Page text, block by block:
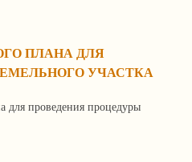
ПЛАНА ДЛЯ
УЧАСТКА
для проведения процедуры